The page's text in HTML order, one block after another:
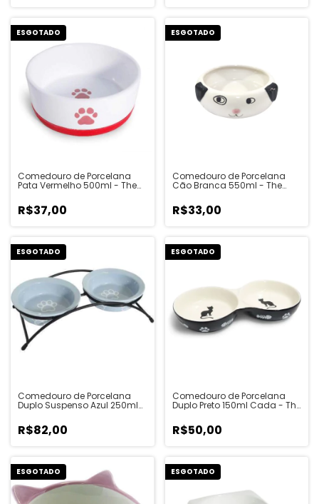
ESGOTADO
Comedouro de Porcelana
Pata Vermelho 500ml - The
R$37,00
ESGOTADO
Comedouro de Porcelana
Cão Branca 550ml - The
R$33,00
ESGOTADO
Comedouro de Porcelana
Duplo Suspenso Azul 250ml
R$82,00
ESGOTADO
Comedouro de Porcelana
Duplo Preto 150ml Cada - The
R$50,00
ESGOTADO ESGOTADO